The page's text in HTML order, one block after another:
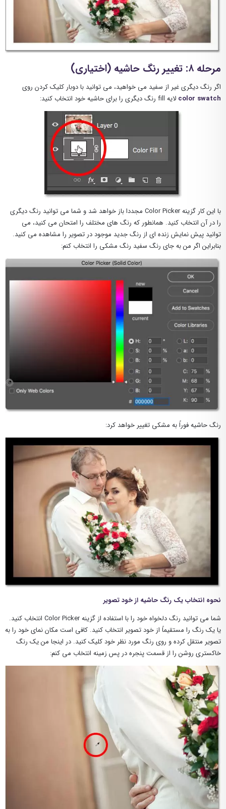
مرحله ۸: تغییر رنگ حاشیه (اختیاری)
اگر رنگ دیگری غیر از سفید می خواهید، می توانید با دوبار کلیک کردن روی
color swatch لایه fill رنگ دیگری را برای حاشیه خود انتخاب کنید:
با این کار گزینه Color Picker مجددا باز خواهد شد و شما می توانید رنگ دیگری
را در آن انتخاب کنید. همانطور که رنگ های مختلف را امتحان می کنید، می
توانید پیش نمایش زنده ای از رنگ جدید موجود در تصویر را مشاهده می کنید.
بنابراین اگر من به جای رنگ سفید رنگ مشکی را انتخاب کنم:
رنگ حاشیه فوراً به مشکی تغییر خواهد کرد:
نحوه انتخاب یک رنگ حاشیه از خود تصویر
شما می توانید رنگ دلخواه خود را با استفاده از گزینه Color Picker انتخاب کنید.
یا یک رنگ را مستقیماً از خود تصویر انتخاب کنید. کافی است مکان نمای خود را به
تصویر منتقل کرده و روی رنگ مورد نظر خود کلیک کنید. در اینجا من یک رنگ
خاکستری روشن را از قسمت پنجره در پس زمینه انتخاب می کنم: